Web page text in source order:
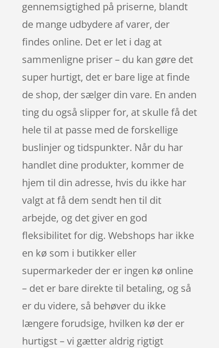
gennemsigtighed på priserne, blandt
de mange udbydere af varer, der
findes online. Det er let i dag at
sammenligne priser – du kan gøre det
super hurtigt, det er bare lige at finde
de shop, der sælger din vare. En anden
ting du også slipper for, at skulle få det
hele til at passe med de forskellige
buslinjer og tidspunkter. Når du har
handlet dine produkter, kommer de
hjem til din adresse, hvis du ikke har
valgt at få dem sendt hen til dit
arbejde, og det giver en god
fleksibilitet for dig. Webshops har ikke
en kø som i butikker eller
supermarkeder der er ingen kø online
– det er bare direkte til betaling, og så
er du videre, så behøver du ikke
længere forudsige, hvilken kø der er
hurtigst – vi gætter aldrig rigtigt